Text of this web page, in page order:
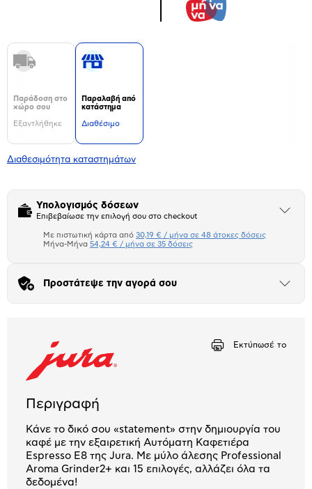
Παράδοση στο
χώρο σου
Εξαντλήθηκε
Παραλαβή από
κατάστημα
Διαθέσιμο
Διαθεσιμότητα καταστημάτων
Υπολογισμός δόσεων
Επιβεβαίωσε την επιλογή σου στο checkout
Άνοιξε
Πιστωτική κάρτα
Με πιστωτική κάρτα από 30,19 € / μήνα σε 48 άτοκες δόσεις
Μήνα-Μήνα 54,24 € / μήνα σε 35 δόσεις
Προστάτεψε την αγορά σου
Άνοιξε
Εκτύπωσέ το
Περιγραφή
Κάνε το δικό σου «statement» στην δημιουργία του
καφέ με την εξαιρετική Αυτόματη Καφετιέρα
Espresso Ε8 της Jura. Με μύλο άλεσης Professional
Aroma Grinder2+ και 15 επιλογές, αλλάζει όλα τα
δεδομένα!